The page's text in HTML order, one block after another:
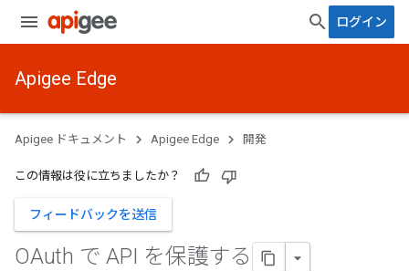
ログイン
Apigee Edge
Apigee ドキュメント Apigee Edge 開発
この情報は役に立ちましたか？
フィードバックを送信
OAuth で API を保護する